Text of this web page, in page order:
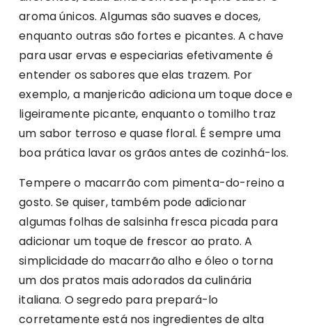
aroma únicos. Algumas são suaves e doces,
enquanto outras são fortes e picantes. A chave
para usar ervas e especiarias efetivamente é
entender os sabores que elas trazem. Por
exemplo, a manjericão adiciona um toque doce e
ligeiramente picante, enquanto o tomilho traz
um sabor terroso e quase floral. É sempre uma
boa prática lavar os grãos antes de cozinhá-los.
Tempere o macarrão com pimenta-do-reino a
gosto. Se quiser, também pode adicionar
algumas folhas de salsinha fresca picada para
adicionar um toque de frescor ao prato. A
simplicidade do macarrão alho e óleo o torna
um dos pratos mais adorados da culinária
italiana. O segredo para prepará-lo
corretamente está nos ingredientes de alta